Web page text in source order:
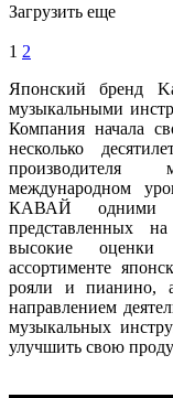
Загрузить еще
1 2
Японский бренд
музыкальными
Компания начала
несколько
производителя
международном
КАВАЙ одними
представленных
высокие оценки
ассортименте
рояли и пианино,
направлением
музыкальных
улучшить свою